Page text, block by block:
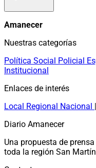
Amanecer
Nuestras categorías
Política Social Policial
Institucional
Enlaces de interés
Local Regional Nacional |
Diario Amanecer
Una propuesta de
toda la región San Martín